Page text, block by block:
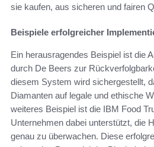
sie kaufen, aus sicheren und fairen
Beispiele erfolgreicher
Ein herausragendes Beispiel ist die
durch De Beers zur
diesem System wird sichergestellt,
Diamanten auf legale und ethische
weiteres Beispiel ist die IBM Food
Unternehmen dabei unterstützt, die
genau zu überwachen. Diese